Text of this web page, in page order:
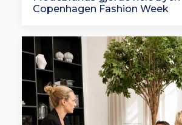
Copenhagen Fashion Week